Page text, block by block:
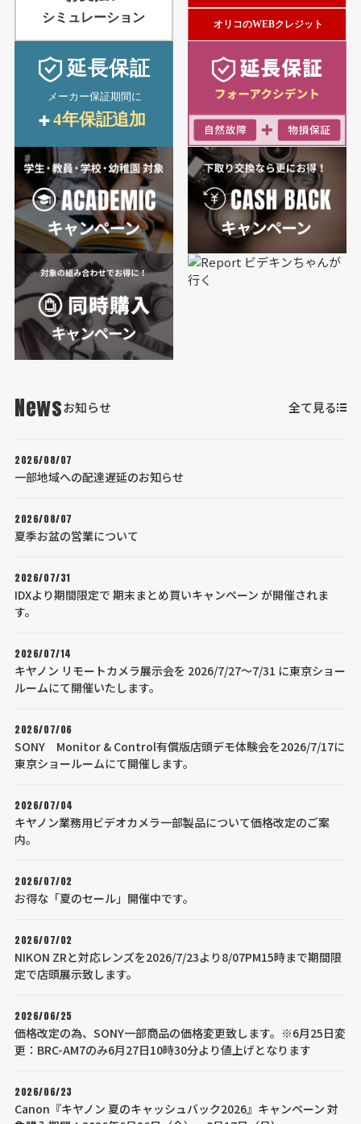
Newsお知らせ 全て見る
2026/08/07
一部地域への配達遅延のお知らせ
2026/08/07
夏季お盆の営業について
2026/07/31
IDXより期間限定で 期末まとめ買いキャンペーン が開催されま
す。
2026/07/14
キヤノン リモートカメラ展示会を 2026/7/27～7/31 に東京ショー
ルームにて開催いたします。
2026/07/06
SONY Monitor & Control有償版店頭デモ体験会を2026/7/17に
東京ショールームにて開催します。
2026/07/04
キヤノン業務用ビデオカメラ一部製品について価格改定のご案
内。
2026/07/02
お得な「夏のセール」開催中です。
2026/07/02
NIKON ZRと対応レンズを2026/7/23より8/07PM15時まで期間限
定で店頭展示致します。
2026/06/25
価格改定の為、SONY一部商品の価格変更致します。※6月25日変
更：BRC-AM7のみ6月27日10時30分より値上げとなります
2026/06/23
Canon『キヤノン 夏のキャッシュバック2026』キャンペーン 対